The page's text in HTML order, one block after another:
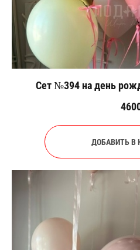
Сет №394 на день
ДОБАВИТЬ В